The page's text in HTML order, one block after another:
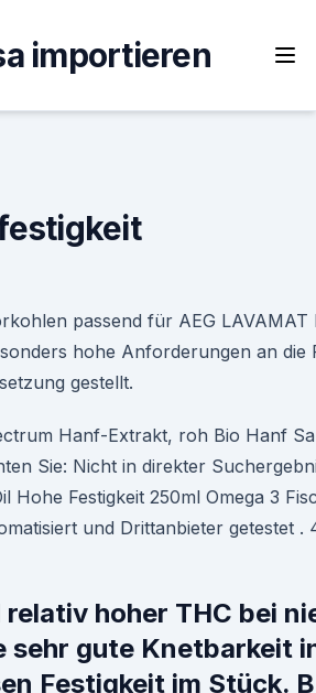
importieren
passend für AEG LAVAMAT
hohe Anforderungen an die
gestellt.
Hanf-Extrakt, roh Bio Hanf
Sie: Nicht in direkter
Hohe Festigkeit 250ml Omega 3
und Drittanbieter getestet .
hoher THC bei
sehr gute Knetbarkeit
Festigkeit im Stück.